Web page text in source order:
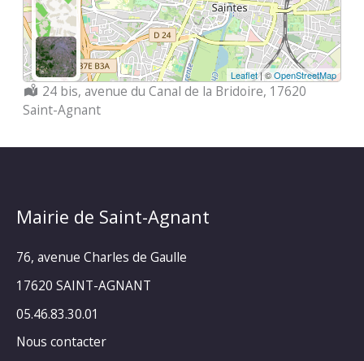
Leaflet| ©OpenStreetMap
Localisation :
24 bis, avenue du Canal de la Bridoire, 17620
Saint-Agnant
Mairie de Saint-Agnant
76, avenue Charles de Gaulle
17620 SAINT-AGNANT
05.46.83.30.01
Nous contacter